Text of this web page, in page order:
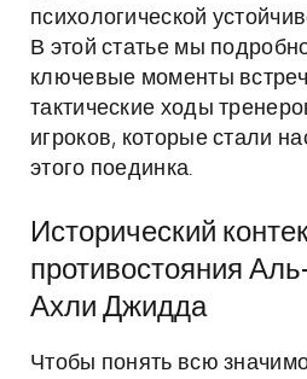
психологической
В этой статье мы
ключевые моменты
тактические ходы
игроков, которые стали
этого поединка.
Исторический
противостояния
Ахли Джидда
Чтобы понять всю